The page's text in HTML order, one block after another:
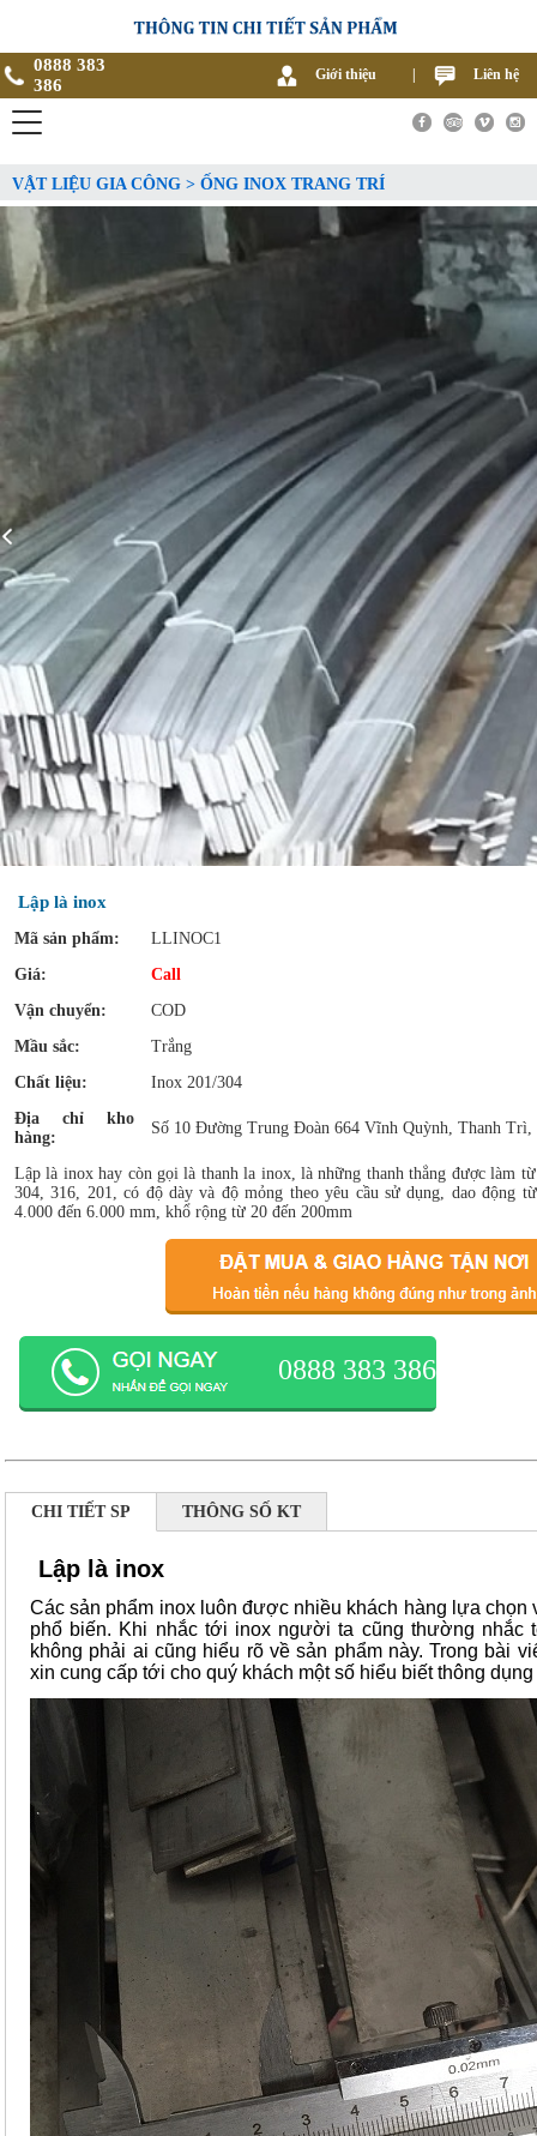
0888 383
386
Giới thiệu Liên hệ
VẬT LIỆU GIA CÔNG > ỐNG INOX TRANG TRÍ
Lập là inox
Mã sản phẩm:
LLINOC1
Giá:
Call
Vận chuyển:
COD
Mầu sắc:
Trắng
Chất liệu:
Inox 201/304
Địa chỉ kho
hàng:
Số 10 Đường Trung Đoàn 664 Vĩnh Quỳnh, Thanh Trì,
Lập là inox hay còn gọi là thanh la inox, là những thanh thẳng được làm
304, 316, 201, có độ dày và độ mỏng theo yêu cầu sử dụng, dao động
4.000 đến 6.000 mm, khổ rộng từ 20 đến 200mm
0888 383 386
CHI TIẾT SP THÔNG SỐ KT
Lập là inox
Các sản phẩm inox luôn được nhiều khách hàng lựa chọn
phổ biến. Khi nhắc tới inox người ta cũng thường nhắc
không phải ai cũng hiểu rõ về sản phẩm này. Trong bài
xin cung cấp tới cho quý khách một số hiểu biết thông